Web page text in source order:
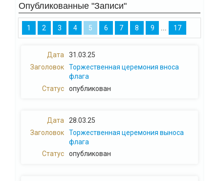
Опубликованные "Записи"
1 2 3 4 5 6 7 8 9 ... 17
31.03.25
Торжественная церемония вноса
флага
опубликован
28.03.25
Торжественная церемония выноса
флага
опубликован